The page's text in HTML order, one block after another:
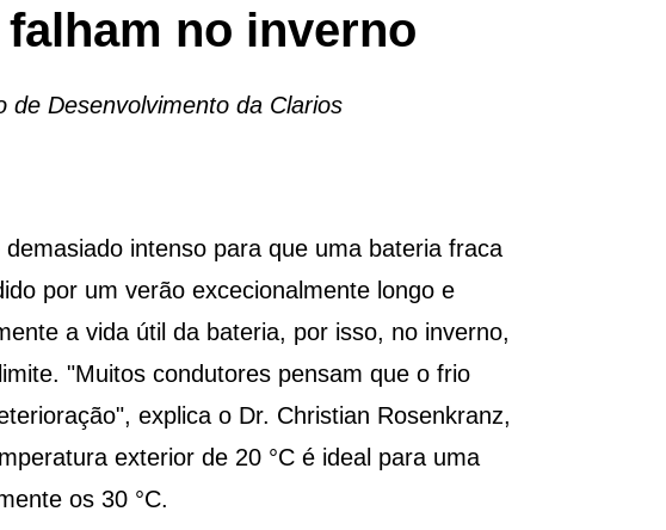
no inverno
de Desenvolvimento da Clarios
intenso para que uma bateria fraca
por um verão excecionalmente longo e
a vida útil da bateria, por isso, no inverno,
"Muitos condutores pensam que o frio
explica o Dr. Christian Rosenkranz,
exterior de 20 °C é ideal para uma
os 30 °C.